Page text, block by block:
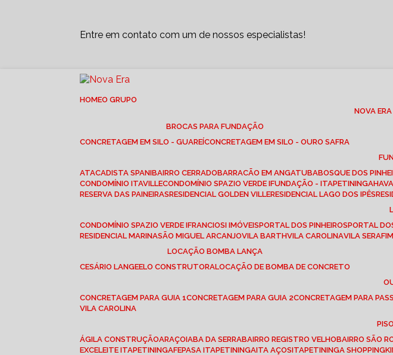
Entre em contato com um de nossos especialistas!
HOME
O GRUPO
NOVA
BROCAS PARA FUNDAÇÃO
CONCRETAGEM EM SILO - GUAREÍ CONCRETAGEM EM SILO - OURO SAFRA
ATACADISTA SPANI BAIRRO CERRADO BARRACÃO EM ANGATUBA BOSQUE DOS
CONDOMÍNIO ITAVILLE CONDOMÍNIO SPAZIO VERDE I FUNDAÇÃO - ITAPETININGA
RESERVA DAS PAINEIRAS RESIDENCIAL GOLDEN VILLE RESIDENCIAL LAGO DOS IPÊS
CONDOMÍNIO SPAZIO VERDE I FRANCIOSI IMÓVEIS PORTAL DOS PINHEIROS PORTAL
RESIDENCIAL MARINA SÃO MIGUEL ARCANJO VILA BARTH VILA CAROLINA VILA SERAFIM
LOCAÇÃO BOMBA LANÇA
CESÁRIO LANGE ELO CONSTRUTORA LOCAÇÃO DE BOMBA DE CONCRETO
CONCRETAGEM PARA GUIA 1 CONCRETAGEM PARA GUIA 2 CONCRETAGEM PARA
VILA CAROLINA
ÁGILA CONSTRUÇÃO ARAÇOIABA DA SERRA BAIRRO REGISTRO VELHO BAIRRO SÃO
EXCELEITE ITAPETININGA FEPASA ITAPETININGA ITA AÇOS ITAPETININGA SHOPPING